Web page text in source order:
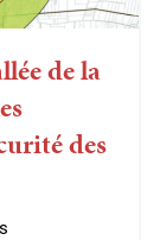
de la
des